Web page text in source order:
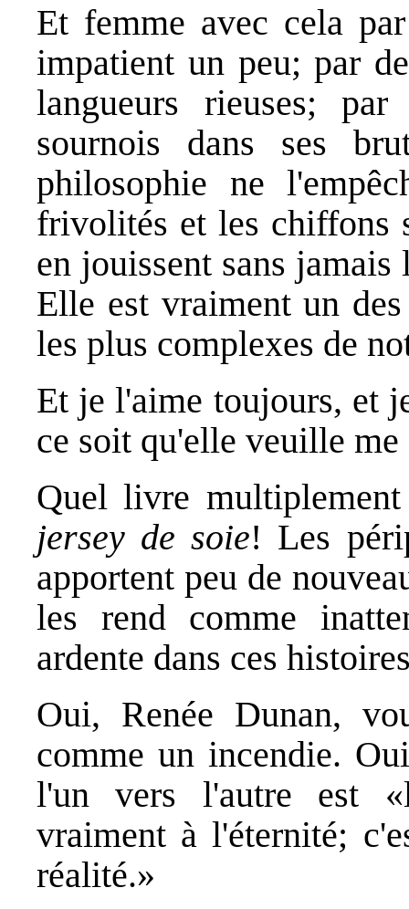
Et femme avec cela
impatient un peu; par
langueurs rieuses;
sournois dans ses
philosophie ne
frivolités et les chiffons
en jouissent sans
Elle est vraiment un
les plus complexes de
Et je l'aime toujours, et
ce soit qu'elle veuille
Quel livre
jersey de soie! Les
apportent peu de
les rend comme
ardente dans ces
Oui, Renée Dunan,
comme un incendie.
l'un vers l'autre est
vraiment à l'éternité;
réalité.»